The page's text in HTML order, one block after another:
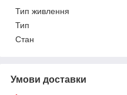
Тип живлення
Тип
Стан
Умови доставки